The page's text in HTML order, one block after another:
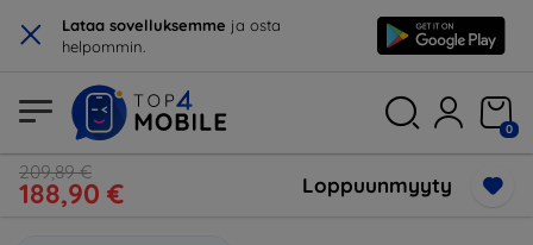
× Lataa sovelluksemme ja osta
helpommin.
0
209,89 €
188,90 € Loppuunmyyty